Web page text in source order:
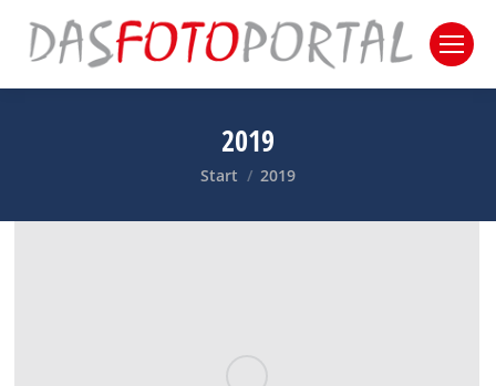
2019
Sie befinden sich hier:
Start 2019